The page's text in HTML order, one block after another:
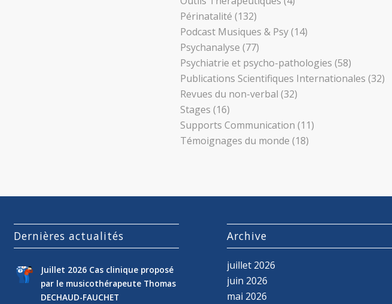
Périnatalité (132)
Podcast Musiques & Psy(14)
Psychanalyse (77)
Psychiatrie et psycho-pathologies (58)
Publications Scientifiques Internationales (32)
Revues du non-verbal (32)
Stages (16)
Supports Communication (11)
Témoignages du monde (18)
Dernières actualités
Juillet 2026 Cas clinique proposé
par le musicothérapeute Thomas
DECHAUD-FAUCHET
Archive
juillet 2026
juin 2026
mai 2026